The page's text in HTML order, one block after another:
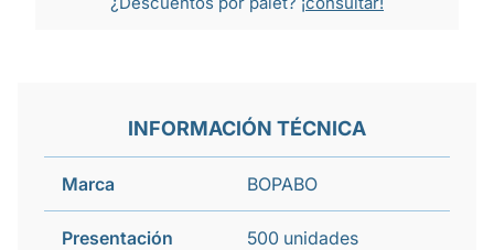
INFORMACIÓN TÉCNICA
Marca BOPABO
Presentación 500 unidades